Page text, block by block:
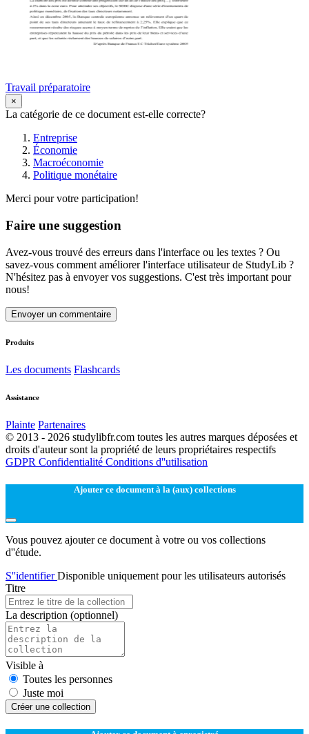
Travail préparatoire
×
La catégorie de ce document est-elle correcte?
Entreprise
Économie
Macroéconomie
Politique monétaire
Merci pour votre participation!
Faire une suggestion
Avez-vous trouvé des erreurs dans l'interface ou les textes ? Ou
savez-vous comment améliorer l'interface utilisateur de StudyLib ?
N'hésitez pas à envoyer vos suggestions. C'est très important pour
nous!
Envoyer un commentaire
Produits
Les documents Flashcards
Assistance
Plainte Partenaires
© 2013 - 2026 studylibfr.com toutes les autres marques déposées et
droits d'auteur sont la propriété de leurs propriétaires respectifs
GDPR Confidentialité Conditions d''utilisation
Ajouter ce document à la (aux) collections
Vous pouvez ajouter ce document à votre ou vos collections
d''étude.
S''identifierDisponible uniquement pour les utilisateurs autorisés
Titre
La description (optionnel)
Visible à
Toutes les personnes
Juste moi
Créer une collection